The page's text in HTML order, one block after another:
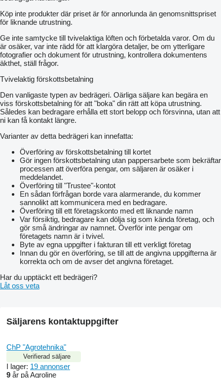
Köp inte produkter där priset är för annorlunda än genomsnittspriset
för liknande utrustning.
Ge inte samtycke till tvivelaktiga löften och förbetalda varor. Om du
är osäker, var inte rädd för att klargöra detaljer, be om ytterligare
fotografier och dokument för utrustning, kontrollera dokumentens
äkthet, ställ frågor.
Tvivelaktig förskottsbetalning
Den vanligaste typen av bedrägeri. Oärliga säljare kan begära en
viss förskottsbetalning för att "boka" din rätt att köpa utrustning.
Således kan bedragare erhålla ett stort belopp och försvinna, utan att
ni kan få kontakt längre.
Varianter av detta bedrägeri kan innefatta:
Överföring av förskottsbetalning till kortet
Gör ingen förskottsbetalning utan pappersarbete som bekräftar
processen att överföra pengar, om säljaren är osäker i
meddelandet.
Överföring till "Trustee"-kontot
En sådan förfrågan borde vara alarmerande, du kommer
sannolikt att kommunicera med en bedragare.
Överföring till ett företagskonto med ett liknande namn
Var försiktig, bedragare kan dölja sig som kända företag, och
gör små ändringar av namnet. Överför inte pengar om
företagets namn är i tvivel.
Byte av egna uppgifter i fakturan till ett verkligt företag
Innan du gör en överföring, se till att de angivna uppgifterna är
korrekta och om de avser det angivna företaget.
Har du upptäckt ett bedrägeri?
Låt oss veta
Säljarens kontaktuppgifter
ChP "Agrotehnika"
Verifierad säljare
I lager: 19 annonser
9 år på Agroline